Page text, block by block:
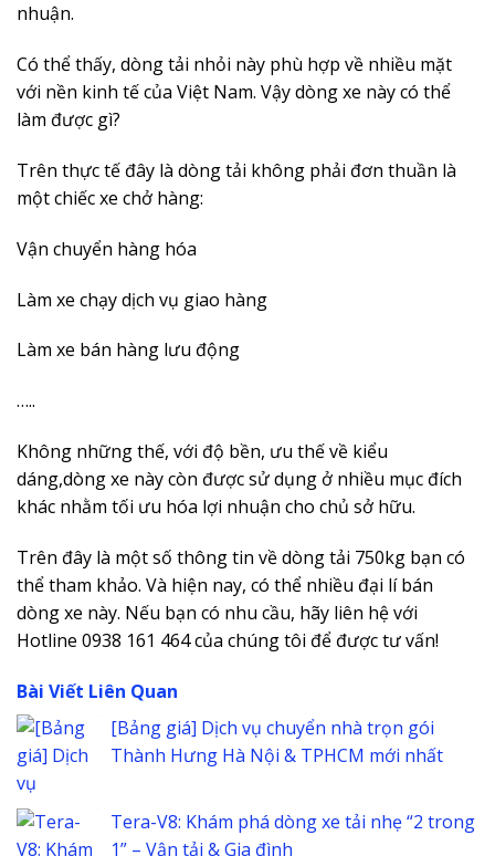
nhuận.
Có thể thấy, dòng tải nhỏi này phù hợp về nhiều mặt
với nền kinh tế của Việt Nam. Vậy dòng xe này có thể
làm được gì?
Trên thực tế đây là dòng tải không phải đơn thuần là
một chiếc xe chở hàng:
Vận chuyển hàng hóa
Làm xe chạy dịch vụ giao hàng
Làm xe bán hàng lưu động
…..
Không những thế, với độ bền, ưu thế về kiểu
dáng,dòng xe này còn được sử dụng ở nhiều mục đích
khác nhằm tối ưu hóa lợi nhuận cho chủ sở hữu.
Trên đây là một số thông tin về dòng tải 750kg bạn có
thể tham khảo. Và hiện nay, có thể nhiều đại lí bán
dòng xe này. Nếu bạn có nhu cầu, hãy liên hệ với
Hotline 0938 161 464 của chúng tôi để được tư vấn!
Bài Viết Liên Quan
[Bảng giá] Dịch vụ chuyển nhà trọn gói
Thành Hưng Hà Nội & TPHCM mới nhất
Tera-V8: Khám phá dòng xe tải nhẹ “2 trong
1” – Vận tải & Gia đình